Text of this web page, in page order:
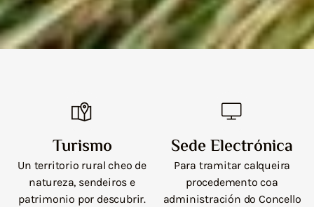
Turismo
Un territorio rural cheo de
natureza, sendeiros e
patrimonio por descubrir.
Sede Electrónica
Para tramitar calqueira
procedemento coa
administración do Concello